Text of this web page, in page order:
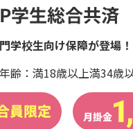
学生総合共済
学校生向け保障が登場！
齢：満18歳以上満34歳